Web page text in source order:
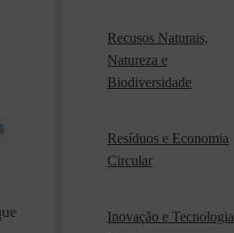
Recusos Naturais,
Natureza e
Biodiversidade
Resíduos e Economia
Circular
Inovação e Tecnologia